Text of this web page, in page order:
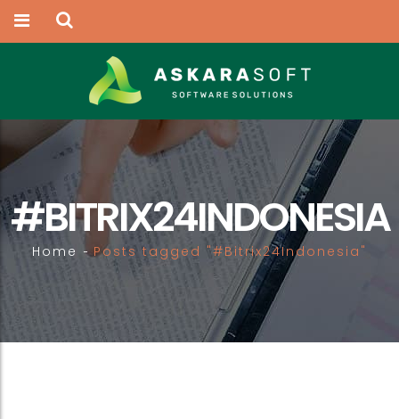
#BITRIX24INDONESIA
Home - Posts tagged "#Bitrix24Indonesia"